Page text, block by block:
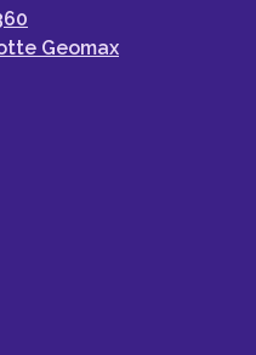
Geomax